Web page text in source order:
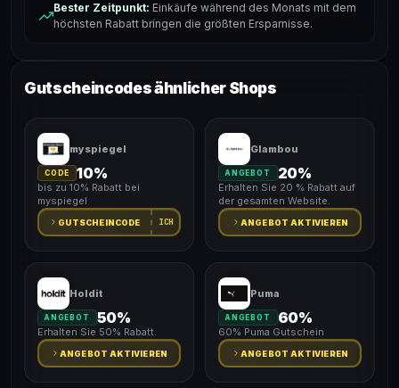
Bester Zeitpunkt: Einkäufe während des Monats mit dem
höchsten Rabatt bringen die größten Ersparnisse.
Gutscheincodes ähnlicher Shops
myspiegel
CODE 10%
bis zu 10% Rabatt bei
myspiegel
GUTSCHEINCODE ICH
Glambou
ANGEBOT 20%
Erhalten Sie 20 % Rabatt auf
der gesamten Website.
ANGEBOT AKTIVIEREN
Holdit
ANGEBOT 50%
Erhalten Sie 50% Rabatt.
ANGEBOT AKTIVIEREN
Puma
ANGEBOT 60%
60% Puma Gutschein
ANGEBOT AKTIVIEREN